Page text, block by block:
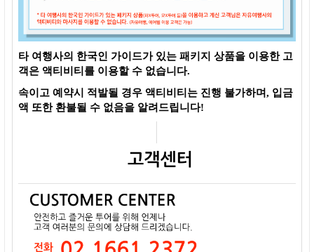
타 여행사의 한국인 가이드가 있는 패키지 상품을 이용한 고
객은 액티비티를 이용할 수 없습니다.
속이고 예약시 적발될 경우 액티비티는 진행 불가하며, 입금
액 또한 환불될 수 없음을 알려드립니다!